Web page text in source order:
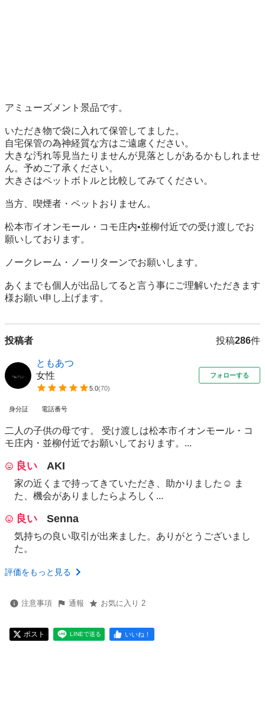
アミューズメント景品です。
いただき物で袋に入れて保管してました。
自宅保管の為神経質な方はご遠慮ください。
大きな汚れ等見当たりませんが見落としがあるかもしれませ
ん。予めご了承ください。
大きさはペットボトルと比較してみてください。
当方、喫煙者・ペットおりません。
松本市イオンモール・コモ庄内•並柳付近での受け渡しでお
願いしております。
ノークレーム・ノーリターンでお願いします。
あくまでも個人が出品してると言う事にご理解いただきます
様お願い申し上げます。
投稿者 投稿286件
ともあつ
女性
5.0(70)
フォローする
身分証 電話番号
二人の子供の母です。 受け渡しは松本市イオンモール・コ
モ庄内・並柳付近でお願いしております。...
良い AKI
家の近くまで持ってきていただき、助かりました☺️ ま
た、機会がありましたらよろしく...
良い Senna
気持ちの良い取引が出来ました。ありがとうございまし
た。
評価をもっと見る
注意事項 通報 お気に入り 2
ポスト LINEで送る いいね！